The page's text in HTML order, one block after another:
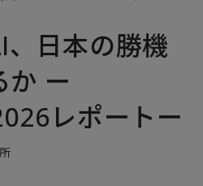
、日本の勝機
か ー
レポートー